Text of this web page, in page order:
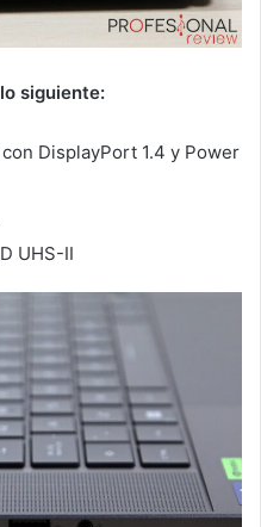
siguiente:
DisplayPort 1.4 y Power
UHS-II